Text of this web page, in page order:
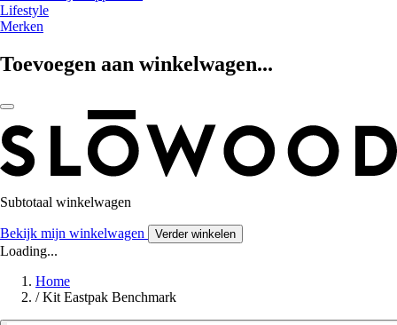
Lifestyle
Merken
Toevoegen aan winkelwagen...
Subtotaal winkelwagen
Bekijk mijn winkelwagen Verder winkelen
Loading...
Home
/ Kit Eastpak Benchmark